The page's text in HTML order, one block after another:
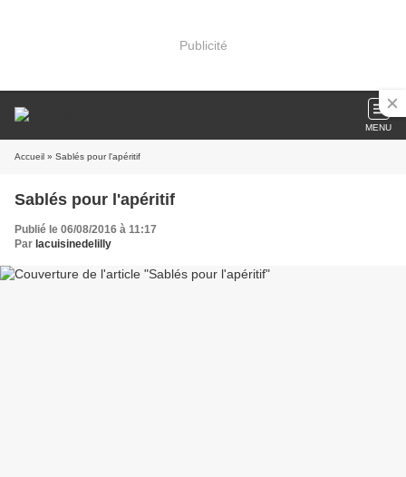
Publicité
MENU
Accueil » Sablés pour l'apéritif
Sablés pour l'apéritif
Publié le 06/08/2016 à 11:17
Par lacuisinedelilly